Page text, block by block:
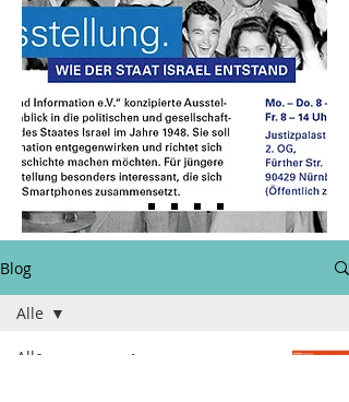
Blog
Alle
Alle
Die Israel-